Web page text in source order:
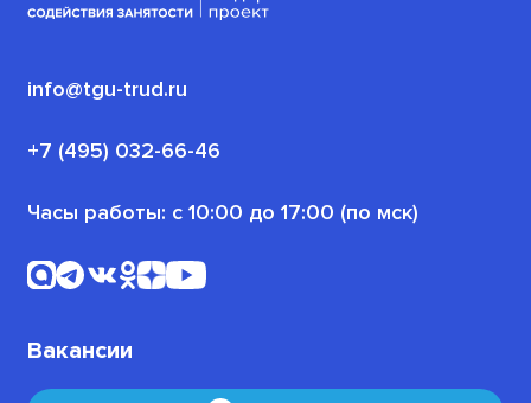
info@tgu-trud.ru
+7 (495) 032-66-46
Часы работы: с 10:00 до 17:00 (по мск)
Для военнослужащих
Офлайн-программы
Для безработных граждан
Корпоративное обучение
Политика конфиденциальности
Медиаблог
Вакансии